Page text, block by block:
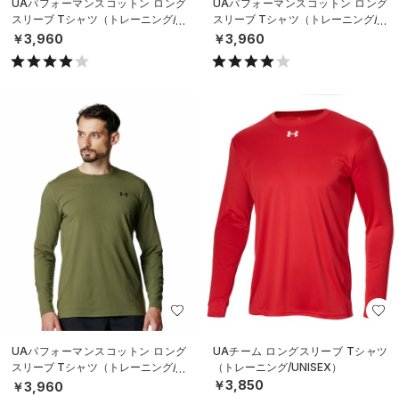
UAパフォーマンスコットン ロング
スリーブ Tシャツ（トレーニング/M
EN）
￥3,960
UAパフォーマンスコットン ロング
スリーブ Tシャツ（トレーニング/M
EN）
￥3,960
UAパフォーマンスコットン ロング
スリーブ Tシャツ（トレーニング/M
EN）
￥3,960
UAチーム ロングスリーブ Tシャツ
（トレーニング/UNISEX）
￥3,850